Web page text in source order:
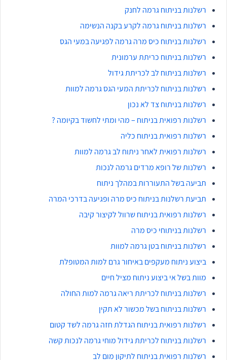
רשלנות בניתוח גרמה לחנק
רשלנות בניתוח גרמה לקרע בקנה הנשימה
רשלנות בניתוח כיס מרה גרמה לפגיעה במעי הגס
רשלנות בניתוח כריתת ערמונית
רשלנות בניתוח לב לכריתת גידול
רשלנות בניתוח לכריתת המעי הגס גרמה למוות
רשלנות בניתוח צד לא נכון
רשלנות רפואית בניתוח – מהי ומתי לחשוד בקיומה ?
רשלנות רפואית בניתוח כליה
רשלנות רפואית לאחר ניתוח לב גרמה למוות
רשלנות של רופא מרדים גרמה לנכות
תביעה בשל התעוררות במהלך ניתוח
תביעת רשלנות בניתוח כיס מרה ופגיעה בדרכי המרה
רשלנות רפואית בניתוח שרוול לקיצור קיבה
רשלנות בניתוחי כיס מרה
רשלנות בניתוח בטן גרמה למוות
ביצוע ניתוח מעקפים באיחור גרם למות המטופלת
מוות בשל אי ביצוע ניתוח מציל חיים
רשלנות בניתוח לכריתת ריאה גרמה למות החולה
רשלנות בניתוח בשל מכשור לא תקין
רשלנות רפואית בניתוח הגדלת חזה גרמה לשד קטום
רשלנות בניתוח לכריתת גידול מוחי גרמה לנכות קשה
רשלנות רפואית בניתוח לתיקון מום לב